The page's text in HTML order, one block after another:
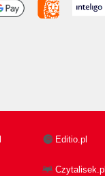
Editio.pl
Czytalisek.pl